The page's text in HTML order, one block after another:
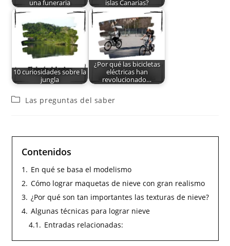
una funeraria
islas Canarias?
10 curiosidades sobre la
jungla
¿Por qué las bicicletas
eléctricas han
revolucionado…
Las preguntas del saber
Contenidos
1. En qué se basa el modelismo
2. Cómo lograr maquetas de nieve con gran realismo
3. ¿Por qué son tan importantes las texturas de nieve?
4. Algunas técnicas para lograr nieve
4.1. Entradas relacionadas: